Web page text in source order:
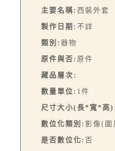
主要名稱: 西裝外套
製作日期: 不詳
類別: 器物
原件與否: 原件
藏品層次:
數量單位: 1件
尺寸大小(長*寬*高
數位化類別: 影像(圖
是否數位化: 否